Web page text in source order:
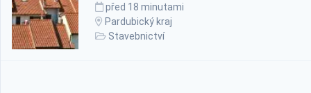
před 18 minutami
Pardubický kraj
Stavebnictví